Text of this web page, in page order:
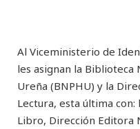
Al Viceministerio de
les asignan la Biblioteca
Ureña (BNPHU) y la
Lectura, esta última
Libro, Dirección Editora